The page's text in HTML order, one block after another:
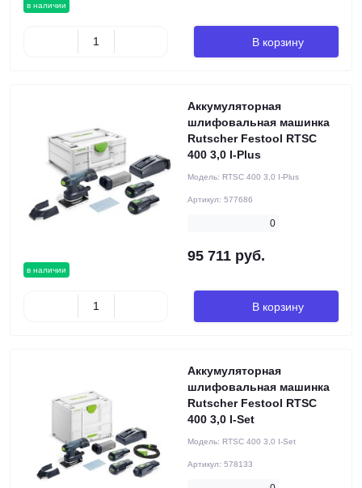
в наличии
В корзину
в наличии
Аккумуляторная
шлифовальная машинка
Rutscher Festool RTSC
400 3,0 I-Plus
Модель: RTSC 400 3,0 I-Plus
Артикул: 577686
0
95 711 руб.
В корзину
Аккумуляторная
шлифовальная машинка
Rutscher Festool RTSC
400 3,0 I-Set
Модель: RTSC 400 3,0 I-Set
Артикул: 578133